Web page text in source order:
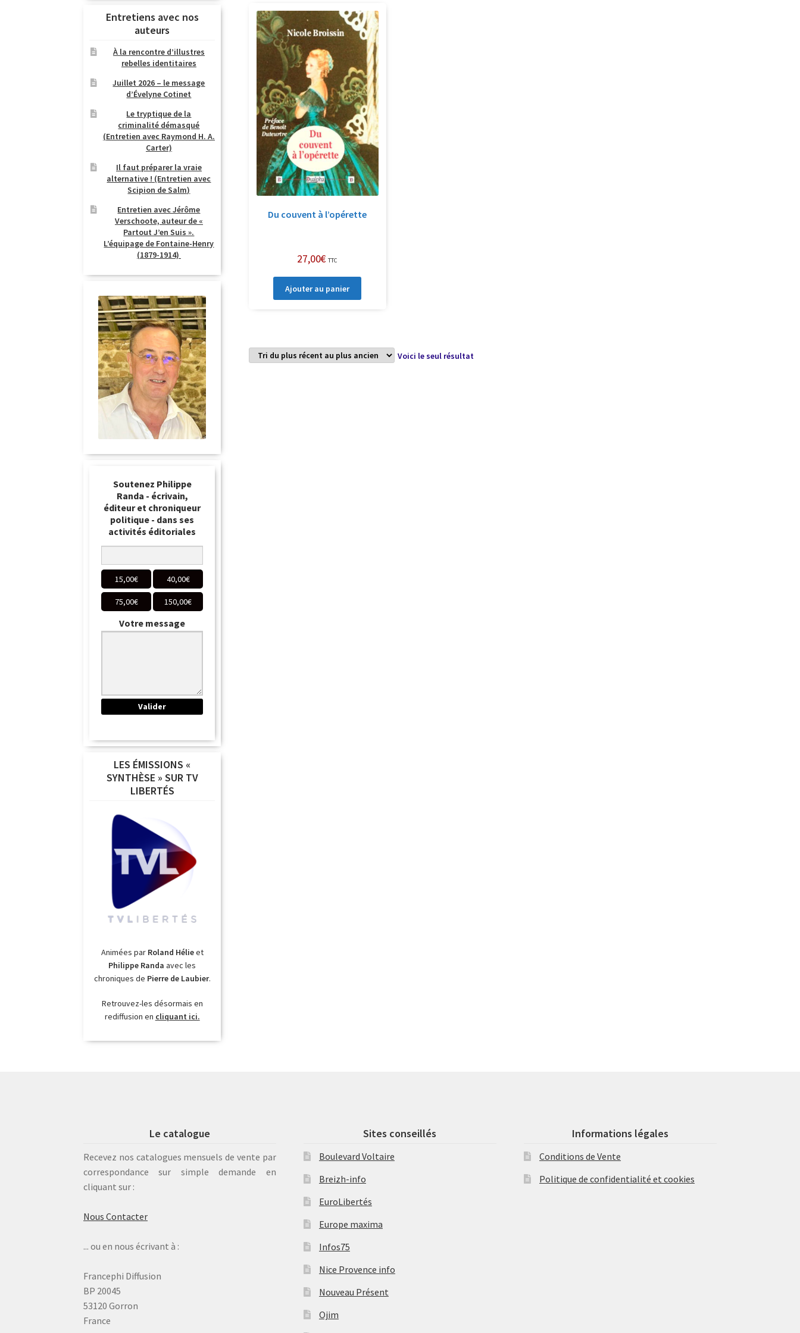
Du couvent à l’opérette
27,00€ TTC
Ajouter au panier
Voici le seul résultat
Entretiens avec nos
auteurs
À la rencontre d’illustres
rebelles identitaires
Juillet 2026 – le message
d’Évelyne Cotinet
Le tryptique de la
criminalité démasqué
(Entretien avec Raymond H. A.
Carter)
Il faut préparer la vraie
alternative ! (Entretien avec
Scipion de Salm)
Entretien avec Jérôme
Verschoote, auteur de «
Partout J’en Suis ».
L’équipage de Fontaine-Henry
(1879-1914)
Soutenez Philippe
Randa - écrivain,
éditeur et chroniqueur
politique - dans ses
activités éditoriales
15,00€ 40,00€
75,00€ 150,00€
Votre message
LES ÉMISSIONS «
SYNTHÈSE » SUR TV
LIBERTÉS
Animées par Roland Hélieet
Philippe Randa avec les
chroniques de Pierre de Laubier.
Retrouvez-les désormais en
rediffusion en cliquant ici.
Le catalogue
Recevez nos catalogues mensuels de vente par
correspondance sur simple demande en
cliquant sur :
Nous Contacter
... ou en nous écrivant à :
Francephi Diffusion
BP 20045
53120 Gorron
France
Sites conseillés
Boulevard Voltaire
Breizh-info
EuroLibertés
Europe maxima
Infos75
Nice Provence info
Nouveau Présent
Ojim
Informations légales
Conditions de Vente
Politique de confidentialité et cookies